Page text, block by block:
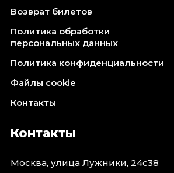
Возврат билетов
Политика обработки
персональных данных
Политика конфиденциальности
Файлы cookie
Контакты
Контакты
Москва, улица Лужники, 24с38